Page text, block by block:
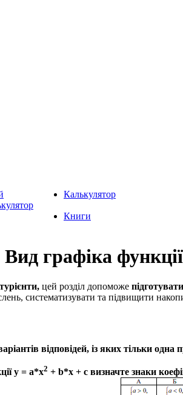
Калькулятор
Книги
графіка функції
цей розділ допоможе
систематизувати та підвищити
відповідей, із яких тільки
у = а*х2 + b*х + с визначте знаки